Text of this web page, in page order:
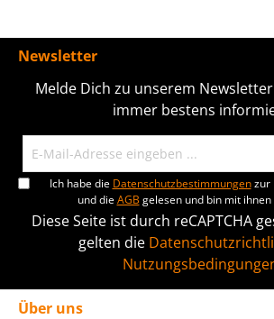
Newsletter
Melde Dich zu unserem
immer bestens
Ich habe die Datenschutzbestimmungenzur
und dieAGB gelesen und bin mit
Diese Seite ist durch reCAPTCHA
gelten die
Über uns